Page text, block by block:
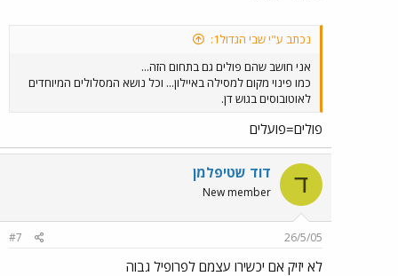
נכתב ע"י שבי הגדול1:
אני חושב שהם פולים גם בתחום הזה...
כמו פינוי מקום למסילה באיילון... וכל נושא המסלולים המיוחדים
לאוטובוסים בגוש דן.
פולים=פועלים
ד דוד שטיפלמן
New member
26/5/05
#7
לא יזיק אם יכשירו עצמם לפרופיל גבוה